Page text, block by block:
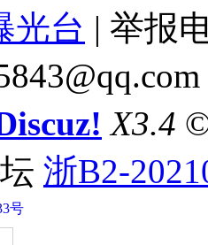
光台 | 举报
X3.4
浙B2-
号